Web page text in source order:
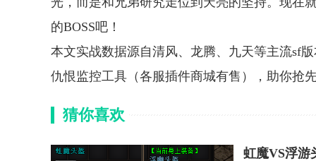
的BOSS吧！
本文实战数据源自清风、龙腾、九天等主流sf
仇恨监控工具（各服插件商城有售），助你抢
猜你喜欢
虹魔VS浮游